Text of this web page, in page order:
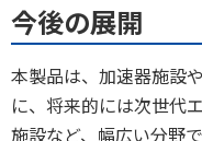
今後の展開
本製品は、加速器施設
に、将来的には次世代
施設など、幅広い分野